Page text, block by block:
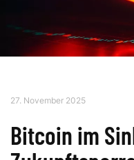
27. November 2025
Bitcoin im